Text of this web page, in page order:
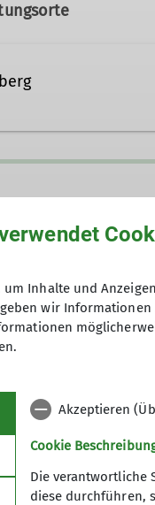
– und das
steht nicht die
mit erfahrenen
überwinden
um Inhalte und
wir
Akzeptieren
Cookie
Die verantwortliche
diese durchführen,